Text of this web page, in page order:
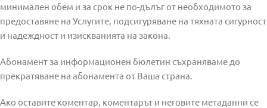
минимален обем и за срок не по-дълъг от необходимото за
предоставяне на Услугите, подсигуряване на тяхната сигурност
и надеждност и изискванията на закона.
Абонамент за информационен бюлетин съхраняваме до
прекратяване на абонамента от Ваша страна.
Ако оставите коментар, коментарът и неговите метаданни се